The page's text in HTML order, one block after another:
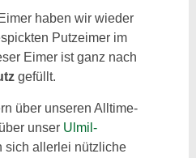
haben wir wieder
Putzeimer im
Eimer ist ganz nach
gefüllt.
über unseren Alltime-
unser Ulmil-
sich allerlei nützliche